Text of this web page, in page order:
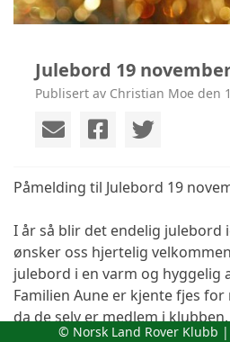
Julebord 19
Publisert av Christian Moe den
Påmelding til Julebord 19
I år så blir det endelig julebord
ønsker oss hjertelig
julebord i en varm og hyggelig
Familien Aune er kjente fjes
da de selv er medlem i
© Norsk Land Rover Klubb